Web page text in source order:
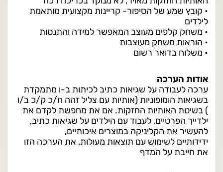
• קובץ שמע של הסיפור- קריינות מקצועית מותאמת
לילדים
• משחק קלפים מעוצב המאפשר למידה והתנסות
• הוראות משחק מעוצבות
• משלוח בדואר רשום
אודות הערכה
ערכה לעבודה על שגיאות כתיב לכיתות ב-ו מתמקדת
בשגיאות הומופוניות (אותיות עם צליל זהה ח/כ ק/כ ב/ו
) בשיטת האותיות החזקות. אם את מחפשת לקדם את
ילדייך הפרטיים, לעבוד עם הילדים על שגיאות כתיב,
להעשיר את הקליניקה במוצרים איכותיים,
ידידותיים לשימוש עם תוצאות מעולות, את הערכה הזו
את חייבת על המדף